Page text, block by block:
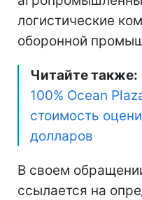
логистические
оборонной
Читайте также:
100% Ocean
стоимость
долларов
В своем
ссылается на